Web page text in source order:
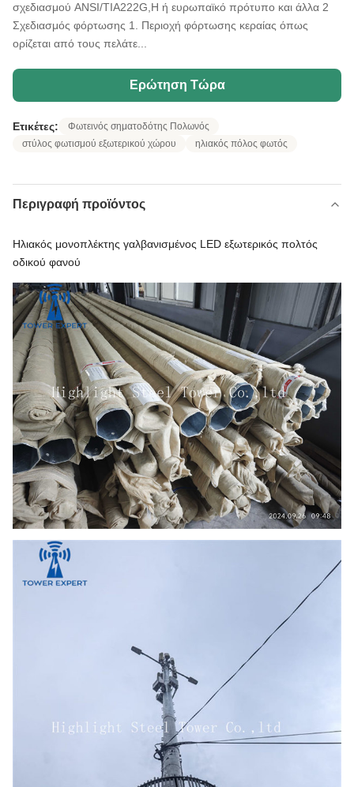
σχεδιασμού ANSI/TIA222G,H ή ευρωπαϊκό πρότυπο και άλλα 2
Σχεδιασμός φόρτωσης 1. Περιοχή φόρτωσης κεραίας όπως
ορίζεται από τους πελάτε...
Ερώτηση Τώρα
Ετικέτες:
Φωτεινός σηματοδότης Πολωνός
στύλος φωτισμού εξωτερικού χώρου
ηλιακός πόλος φωτός
Περιγραφή προϊόντος
Ηλιακός μονοπλέκτης γαλβανισμένος LED εξωτερικός πολτός
οδικού φανού